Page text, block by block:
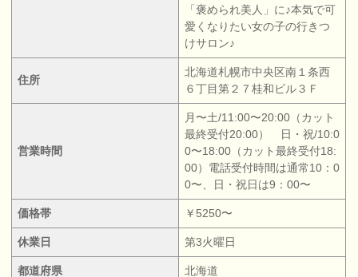
「褒められ美人」に♪本気で可
愛くなりたい女の子の行きつ
けサロン♪
住所
北海道札幌市中央区南１条西
６丁目第２７桂和ビル３Ｆ
営業時間
月〜土/11:00〜20:00（カット
最終受付20:00） 日・祝/10:0
0〜18:00（カット最終受付18:
00）電話受付時間は通常10：0
0〜、日・祝日は9：00〜
価格帯 ￥5250〜
休業日 第3火曜日
都道府県 北海道